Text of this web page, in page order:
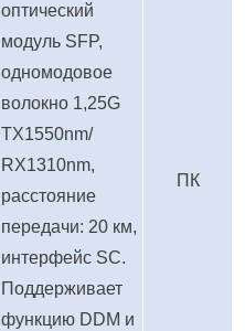
оптический
модуль SFP,
одномодовое
волокно 1,25G
TX1550nm/
RX1310nm,
расстояние
передачи: 20 км,
интерфейс SC.
Поддерживает
функцию DDM и
ПК